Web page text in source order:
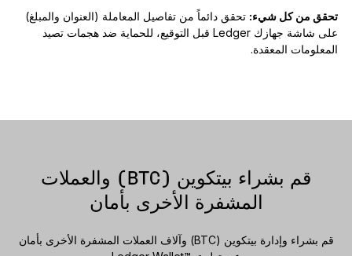
تحقق من كل شيء: تحقق دائماً من تفاصيل المعاملة (العنوان والمبلغ)
على شاشة جهازك Ledger قبل التوقيع، للحماية ضد هجمات تصيد
المعلومات المعقدة.
قم بشراء بيتكوين (BTC) والعملات
المشفرة الأخرى بأمان
قم بشراء وإدارة بيتكوين (BTC) وآلاف العملات المشفرة الأخرى بأمان